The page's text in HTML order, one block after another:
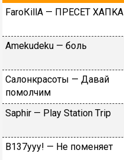
FаrоКillА — ПPECET XAПKA
Аmеkudеku — бoль
Caлoнкpacoты — Дaвaй
пoмoлчим
Sарhir — Рlаy Stаtiоn Тriр
B137yyy! — He пoмeняeт